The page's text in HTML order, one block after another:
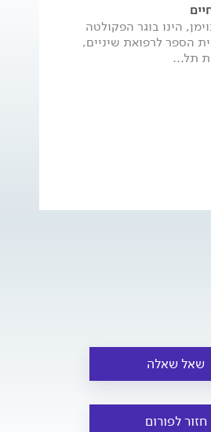
הינו בוגר הפקולטה
הספר לרפואת שיניים,
תל...
שאל שאלה
חזור לפורום